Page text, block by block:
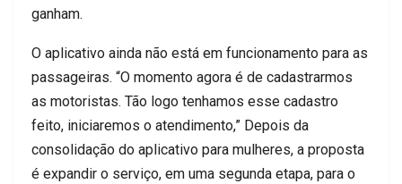
ganham.
O aplicativo ainda não está em funcionamento para as
passageiras. “O momento agora é de cadastrarmos
as motoristas. Tão logo tenhamos esse cadastro
feito, iniciaremos o atendimento,” Depois da
consolidação do aplicativo para mulheres, a proposta
é expandir o serviço, em uma segunda etapa, para o